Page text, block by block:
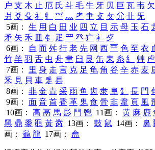
户 支 木 止 厄 氏 斗 毛 牛 牙 贝 巨 瓦 韦 欠
爿 爻 殳 礻 牜 爫 灬 耂 肀 攴 攵 尣 卝 旡
5画： 生 用 白 田 业 四 立 目 示 母 玉 石
矛 矢 禾 皿 钅 疋 罒 癶 疒 衤
歺
6画：
自 而 舛 行 老 先 网 西 覀 色 至 衣
竹 羊 羽 舌 虫 舟 聿 臼 艮 缶 耒 糸 糹 艸 虍
7画： 里 身 走 言 克 足 龟 角 谷 辛 赤 麦
釆 見 貝 車 辵 镸
8画： 非 金 青 采 雨 鱼 齿 隶 阜 釒 長 門
9画： 面 音 首 香 革 鬼 食 骨 韭 韋 頁 風
10画： 高 鬲 馬 髟 鬥 鬯 11画： 黄 麻 鹿
黑 鼎 黍 黽 黃 黹 13画： 鼓 鼠 14画： 鼻
画： 龜 龍 17画： 龠